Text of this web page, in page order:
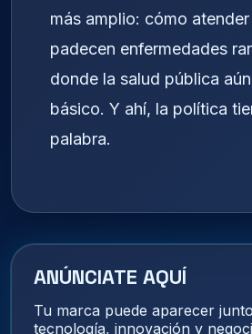
más amplio: cómo
padecen enfermedades
donde la salud pública
básico. Y ahí, la política
palabra.
ANÚNCIATE AQUÍ
Tu marca puede aparecer
tecnología, innovación y